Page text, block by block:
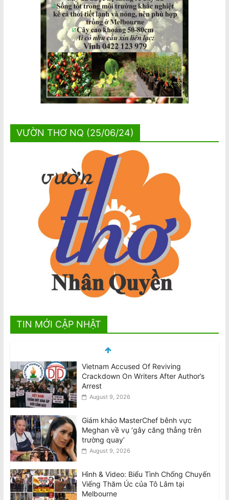
VƯỜN THƠ NQ (25/06/24)
TIN MỚI CẬP NHẬT
Vietnam Accused Of Reviving
Crackdown On Writers After Author’s
Arrest
August 9, 2026
Giám khảo MasterChef bênh vực
Meghan về vụ ‘gây căng thẳng trên
trường quay’
August 9, 2026
Hình & Video: Biểu Tình Chống Chuyến
Viếng Thăm Úc của Tô Lâm tại
Melbourne